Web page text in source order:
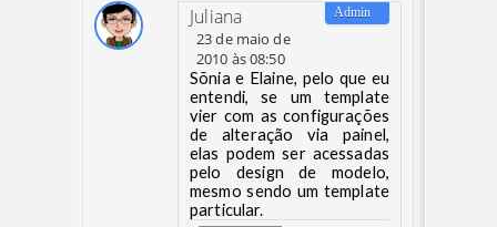
Juliana
23 de maio de
2010 às 08:50
Sõnia e Elaine, pelo que eu
entendi, se um template
vier com as configurações
de alteração via painel,
elas podem ser acessadas
pelo design de modelo,
mesmo sendo um template
particular.